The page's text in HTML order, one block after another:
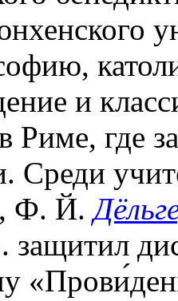
и
Риме, где
Среди
Ф. Й.
защитил